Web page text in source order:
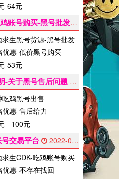
-64元
号购买-黑号批发市场
2022-
生黑号货源-黑号批发
优惠-低价黑号购买
-53元
-关于黑号售后问题
2022-06-12
鸡黑号出售
优惠-售后给力
- 100元
交易平台
2022-06-12
生CDK-吃鸡账号购买
优惠-不存在找回